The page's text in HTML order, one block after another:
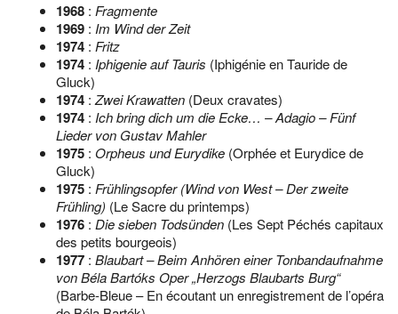
1968 : Fragmente
1969 : Im Wind der Zeit
1974 : Fritz
1974 : Iphigenie auf Tauris (Iphigénie en Tauride de
Gluck)
1974 : Zwei Krawatten (Deux cravates)
1974 : Ich bring dich um die Ecke… – Adagio – Fünf
Lieder von Gustav Mahler
1975 : Orpheus und Eurydike (Orphée et Eurydice de
Gluck)
1975 : Frühlingsopfer (Wind von West – Der zweite
Frühling) (Le Sacre du printemps)
1976 : Die sieben Todsünden (Les Sept Péchés capitaux
des petits bourgeois)
1977 : Blaubart – Beim Anhören einer Tonbandaufnahme
von Béla Bartóks Oper „Herzogs Blaubarts Burg“
(Barbe-Bleue – En écoutant un enregistrement de l’opéra